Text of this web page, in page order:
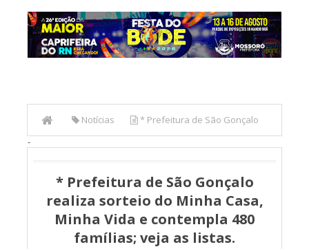
Notícias * Prefeitura de São Gonçalo
realiza sorteio do Minha Casa, Minha Vida e contempla 480
-
* Prefeitura de São Gonçalo
realiza sorteio do Minha Casa,
Minha Vida e contempla 480
famílias; veja as listas.